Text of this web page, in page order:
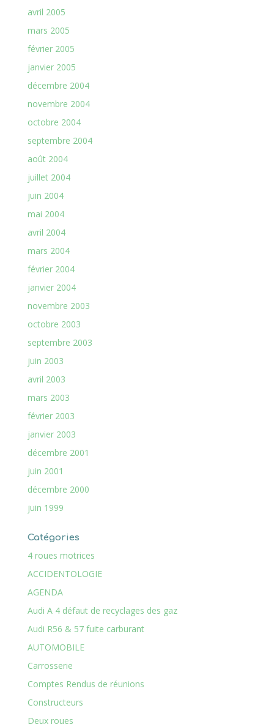
avril 2005
mars 2005
février 2005
janvier 2005
décembre 2004
novembre 2004
octobre 2004
septembre 2004
août 2004
juillet 2004
juin 2004
mai 2004
avril 2004
mars 2004
février 2004
janvier 2004
novembre 2003
octobre 2003
septembre 2003
juin 2003
avril 2003
mars 2003
février 2003
janvier 2003
décembre 2001
juin 2001
décembre 2000
juin 1999
Catégories
4 roues motrices
ACCIDENTOLOGIE
AGENDA
Audi A 4 défaut de recyclages des gaz
Audi R56 & 57 fuite carburant
AUTOMOBILE
Carrosserie
Comptes Rendus de réunions
Constructeurs
Deux roues